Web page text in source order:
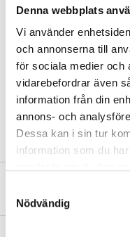
Denna webbplats
Vi använder
och annonserna till
för sociala medier och
vidarebefordrar även
information från din
annons- och
Dessa kan i sin tur
information som du
Nödvändig
Pitch
Material
Strength class
Surface treatment